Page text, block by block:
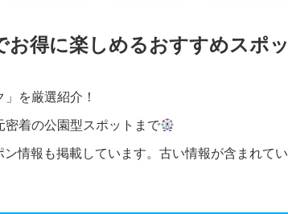
お得に楽しめるおすすめスポッ
を厳選紹介！
密着の公園型スポットまで
情報も掲載しています。古い情報が含まれてい